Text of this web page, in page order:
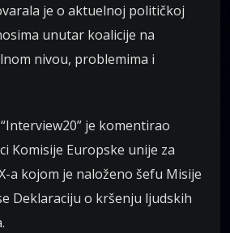
je o aktuelnoj političkoj
unutar koalicije na
nivou, problemima i
je komentirao
Komisije Europske unije za
a kojom je naloženo šefu Misije
Deklaraciju o kršenju ljudskih